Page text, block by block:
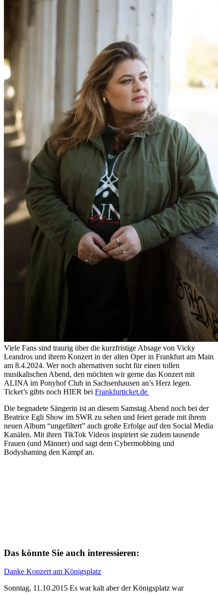
Viele Fans sind traurig über die kurzfristige Absage von Vicky
Leandros und ihrem Konzert in der alten Oper in Frankfurt am Main
am 8.4.2024. Wer noch alternativen sucht für einen tollen
musikalischen Abend, den möchten wir gerne das Konzert mit
ALINA im Ponyhof Club in Sachsenhausen an’s Herz legen.
Ticket’s gibts noch HIER bei Frankfurticket.de
Die begnadete Sängerin ist an diesem Samstag Abend noch bei der
Beatrice Egli Show im SWR zu sehen und feiert gerade mit ihrem
neuen Album “ungefiltert” auch große Erfolge auf den Social Media
Kanälen. Mit ihren TikTok Videos inspiriert sie zudem tausende
Frauen (und Männer) und sagt dem Cybermobbing und
Bodyshaming den Kampf an.
Das könnte Sie auch interessieren:
Danke Konzert am Königsplatz
Sonntag, 11.10.2015 Es war kalt aber der Königsplatz war